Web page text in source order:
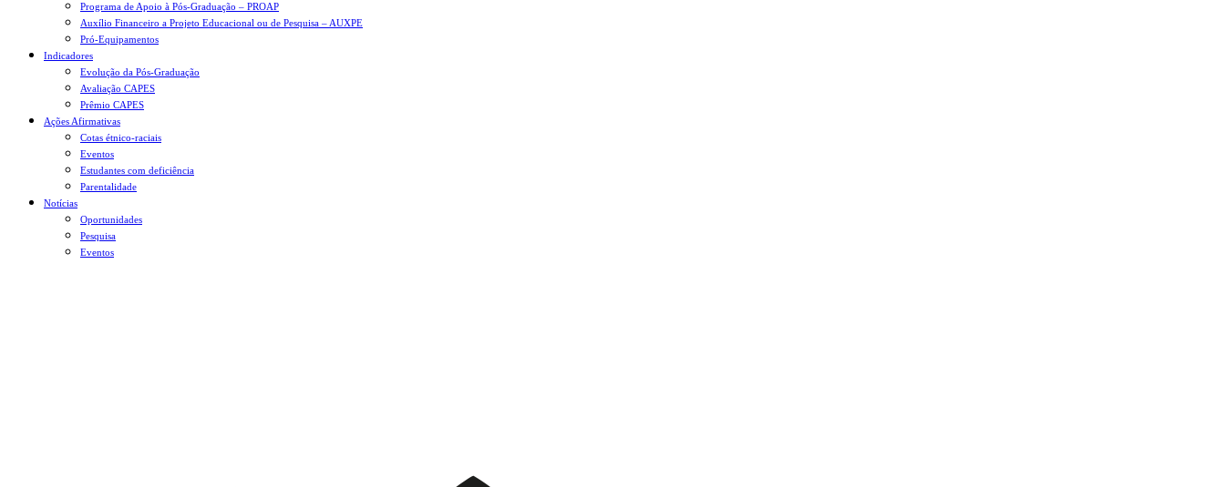
Programa de Apoio à Pós-Graduação – PROAP
Auxílio Financeiro a Projeto Educacional ou de Pesquisa – AUXPE
Pró-Equipamentos
Indicadores
Evolução da Pós-Graduação
Avaliação CAPES
Prêmio CAPES
Ações Afirmativas
Cotas étnico-raciais
Eventos
Estudantes com deficiência
Parentalidade
Notícias
Oportunidades
Pesquisa
Eventos